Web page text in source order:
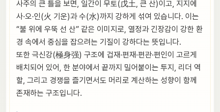
사주의 큰 틀을 보면, 일간이 무토(戊土, 큰 산)이고, 지지에
사·오·인(火 기운)과 수(水)까지 강하게 섞여 있습니다. 이는
“불 위에 우뚝 선 산” 같은 이미지로, 열정과 긴장감이 강한 환
경 속에서 중심을 잡으려는 기질이 강하다는 뜻입니다.
또한 극신강(極身强) 구조에 겁재·편재·편관·편인이 고르게
배치되어 있어, 한 분야에서 끝까지 밀어붙이는 투지, 리더 역
할, 그리고 경쟁을 즐기면서도 머리로 계산하는 성향이 함께
존재하는 구조입니다.